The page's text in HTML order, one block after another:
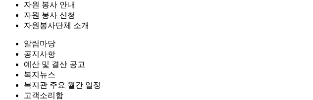
자원 봉사 안내
자원 봉사 신청
자원봉사단체 소개
알림마당
공지사항
예산 및 결산 공고
복지뉴스
복지관 주요 월간 일정
고객소리함